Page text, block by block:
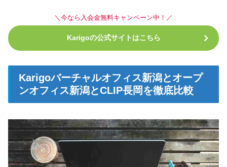
＼今なら入会金無料キャンペーン中！／
Karigoの公式サイトはこちら
Karigoバーチャルオフィス新潟とオープ
ンオフィス新潟とCLIP長岡を徹底比較